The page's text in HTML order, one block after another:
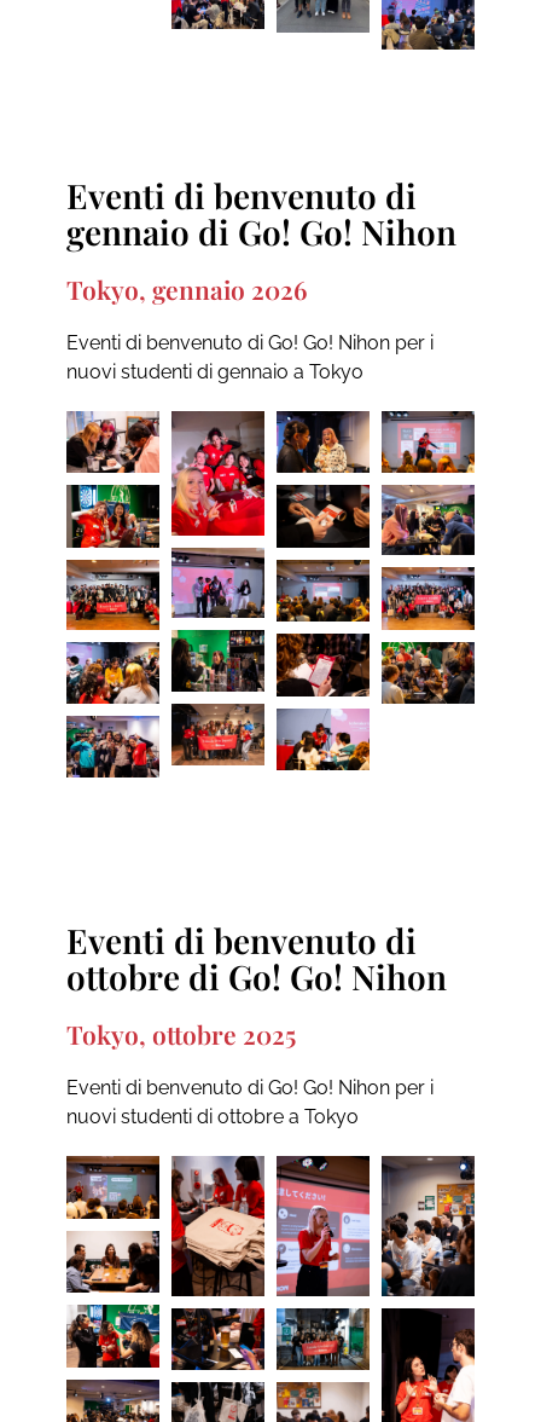
Eventi di benvenuto di
gennaio di Go! Go! Nihon
Tokyo, gennaio 2026
Eventi di benvenuto di Go! Go! Nihon per i
nuovi studenti di gennaio a Tokyo
Eventi di benvenuto di
ottobre di Go! Go! Nihon
Tokyo, ottobre 2025
Eventi di benvenuto di Go! Go! Nihon per i
nuovi studenti di ottobre a Tokyo